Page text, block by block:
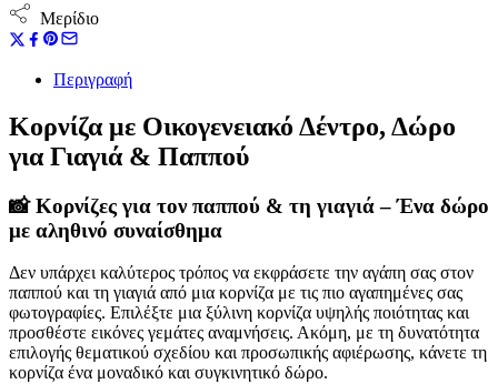
Μερίδιο
Περιγραφή
Κορνίζα με Οικογενειακό Δέντρο, Δώρο
για Γιαγιά & Παππού
📸 Κορνίζες για τον παππού & τη γιαγιά – Ένα δώρο
με αληθινό συναίσθημα
Δεν υπάρχει καλύτερος τρόπος να εκφράσετε την αγάπη σας στον
παππού και τη γιαγιά από μια κορνίζα με τις πιο αγαπημένες σας
φωτογραφίες. Επιλέξτε μια ξύλινη κορνίζα υψηλής ποιότητας και
προσθέστε εικόνες γεμάτες αναμνήσεις. Ακόμη, με τη δυνατότητα
επιλογής θεματικού σχεδίου και προσωπικής αφιέρωσης, κάνετε τη
κορνίζα ένα μοναδικό και συγκινητικό δώρο.